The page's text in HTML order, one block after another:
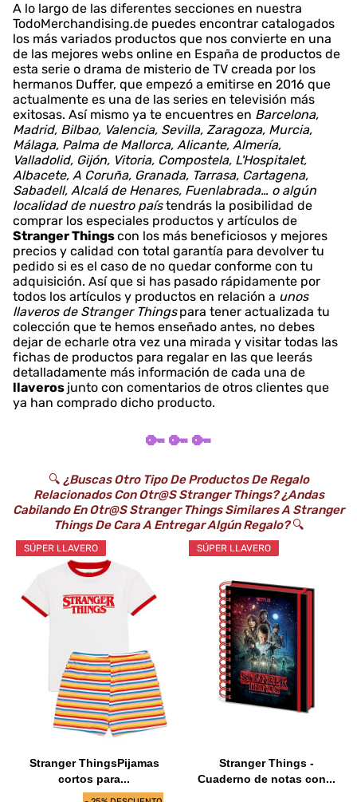
A lo largo de las diferentes secciones en nuestra
TodoMerchandising.de puedes encontrar catalogados
los más variados productos que nos convierte en una
de las mejores webs online en España de productos de
esta serie o drama de misterio de TV creada por los
hermanos Duffer, que empezó a emitirse en 2016 que
actualmente es una de las series en televisión más
exitosas. Así mismo ya te encuentres en Barcelona,
Madrid, Bilbao, Valencia, Sevilla, Zaragoza, Murcia,
Málaga, Palma de Mallorca, Alicante, Almería,
Valladolid, Gijón, Vitoria, Compostela, L'Hospitalet,
Albacete, A Coruña, Granada, Tarrasa, Cartagena,
Sabadell, Alcalá de Henares, Fuenlabrada… o algún
localidad de nuestro paístendrás la posibilidad de
comprar los especiales productos y artículos de
Stranger Thingscon los más beneficiosos y mejores
precios y calidad con total garantía para devolver tu
pedido si es el caso de no quedar conforme con tu
adquisición. Así que si has pasado rápidamente por
todos los artículos y productos en relación a unos
llaveros de Stranger Things para tener actualizada tu
colección que te hemos enseñado antes, no debes
dejar de echarle otra vez una mirada y visitar todas las
fichas de productos para regalar en las que leerás
detalladamente más información de cada una de
llaveros junto con comentarios de otros clientes que
ya han comprado dicho producto.
🔑 🔑 🔑
🔍 ¿Buscas Otro Tipo De Productos De Regalo
Relacionados Con Otr@s Stranger Things? ¿Andas
Cabilando En Otr@s Stranger Things Similares A Stranger
Things De Cara A Entregar Algún Regalo?🔍
SÚPER LLAVERO
Stranger ThingsPijamas
cortos para...
SÚPER LLAVERO
Stranger Things -
Cuaderno de notas con...